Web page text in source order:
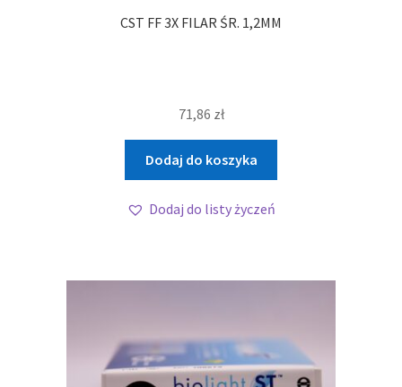
CST FF 3X FILAR ŚR. 1,2MM
71,86 zł
Dodaj do koszyka
Dodaj do listy życzeń